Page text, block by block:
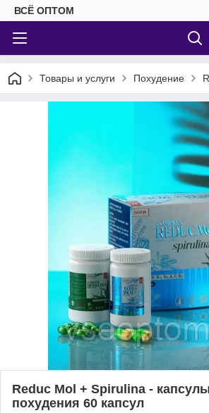
ВСЁ ОПТОМ
Товары и услуги Похудение
Reduc Mol + Spirulina -
похудения 60 капсул